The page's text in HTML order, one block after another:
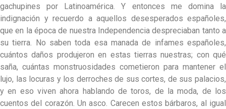
gachupines por Latinoamérica. Y entonces me domina la
indignación y recuerdo a aquellos desesperados españoles,
que en la época de nuestra Independencia despreciaban tanto a
su tierra. No saben toda esa manada de infames españoles,
cuántos daños produjeron en estas tierras nuestras; con qué
saña, cuántas monstruosidades cometieron para mantener el
lujo, las locuras y los derroches de sus cortes, de sus palacios,
y en eso viven ahora hablando de toros, de la moda, de los
cuentos del corazón. Un asco. Carecen estos bárbaros, al igual